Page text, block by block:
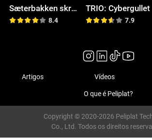
Sæterbakken skriver Sauermugg
8.4
TRIO: Cybergullet
7.9
Artigos Vídeos
O que é Peliplat?
Copyright © 2020-2026 Peliplat
Co., Ltd. Todos os direitos